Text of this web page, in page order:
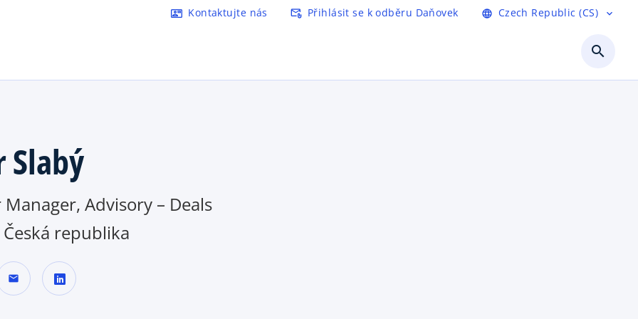
Přejít na hlavní obsah
contact_mail Kontaktujte nás attach_email Přihlásit se k odběru Daňovek
o
language Czech Republic (CS) expand_more
search
Slabý
Manager, Advisory – Deals
Česká republika
mail